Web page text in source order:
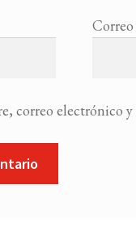
correo electrónico y